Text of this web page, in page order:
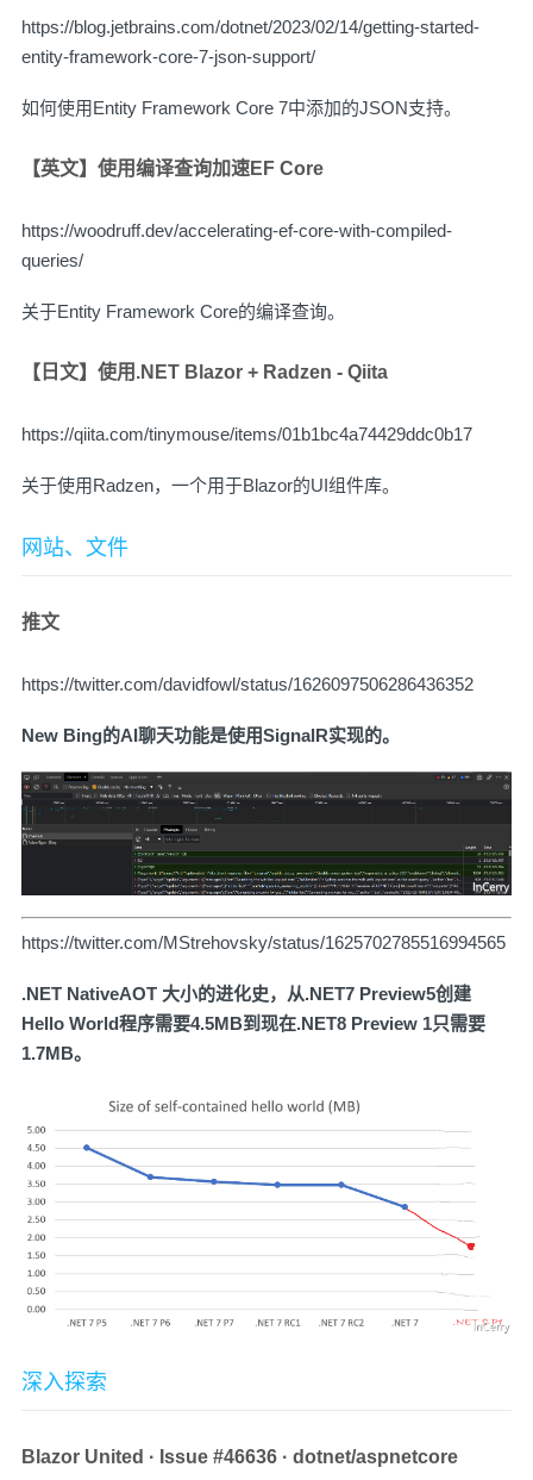
https://blog.jetbrains.com/dotnet/2023/02/14/getting-started-
entity-framework-core-7-json-support/
如何使用Entity Framework Core 7中添加的JSON支持。
【英文】使用编译查询加速EF Core
https://woodruff.dev/accelerating-ef-core-with-compiled-
queries/
关于Entity Framework Core的编译查询。
【日文】使用.NET Blazor + Radzen - Qiita
https://qiita.com/tinymouse/items/01b1bc4a74429ddc0b17
关于使用Radzen，一个用于Blazor的UI组件库。
网站、文件
推文
https://twitter.com/davidfowl/status/1626097506286436352
New Bing的AI聊天功能是使用SignalR实现的。
https://twitter.com/MStrehovsky/status/1625702785516994565
.NET NativeAOT 大小的进化史，从.NET7 Preview5创建
Hello World程序需要4.5MB到现在.NET8 Preview 1只需要
1.7MB。
深入探索
Blazor United · Issue #46636 · dotnet/aspnetcore